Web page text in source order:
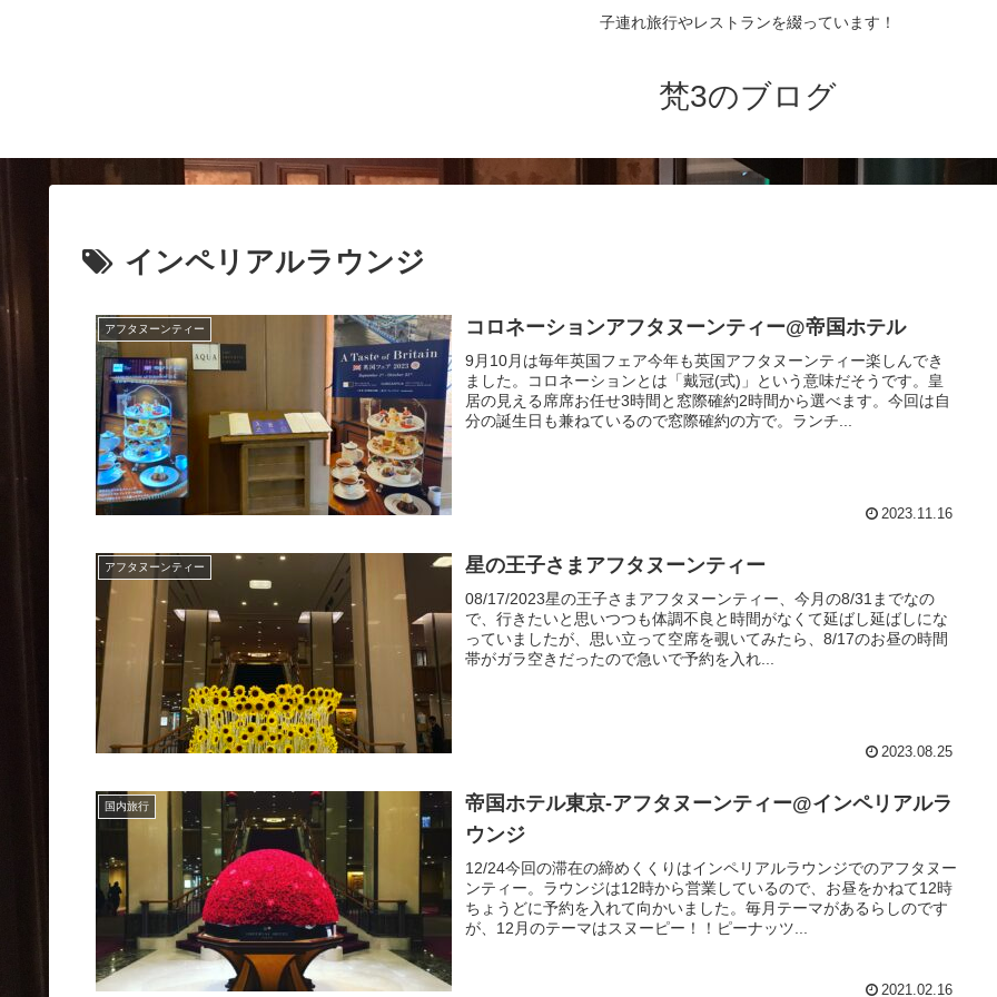
子連れ旅行やレストランを綴っています！
梵3のブログ
インペリアルラウンジ
アフタヌーンティー コロネーションアフタヌーンティー@帝国ホテル
9月10月は毎年英国フェア今年も英国アフタヌーンティー楽しんでき
ました。コロネーションとは「戴冠(式)」という意味だそうです。皇
居の見える席席お任せ3時間と窓際確約2時間から選べます。今回は自
分の誕生日も兼ねているので窓際確約の方で。ランチ...
2023.11.16
アフタヌーンティー 星の王子さまアフタヌーンティー
08/17/2023星の王子さまアフタヌーンティー、今月の8/31までなの
で、行きたいと思いつつも体調不良と時間がなくて延ばし延ばしにな
っていましたが、思い立って空席を覗いてみたら、8/17のお昼の時間
帯がガラ空きだったので急いで予約を入れ...
2023.08.25
国内旅行
帝国ホテル東京-アフタヌーンティー@インペリアルラ
ウンジ
12/24今回の滞在の締めくくりはインペリアルラウンジでのアフタヌー
ンティー。ラウンジは12時から営業しているので、お昼をかねて12時
ちょうどに予約を入れて向かいました。毎月テーマがあるらしのです
が、12月のテーマはスヌーピー！！ピーナッツ...
2021.02.16